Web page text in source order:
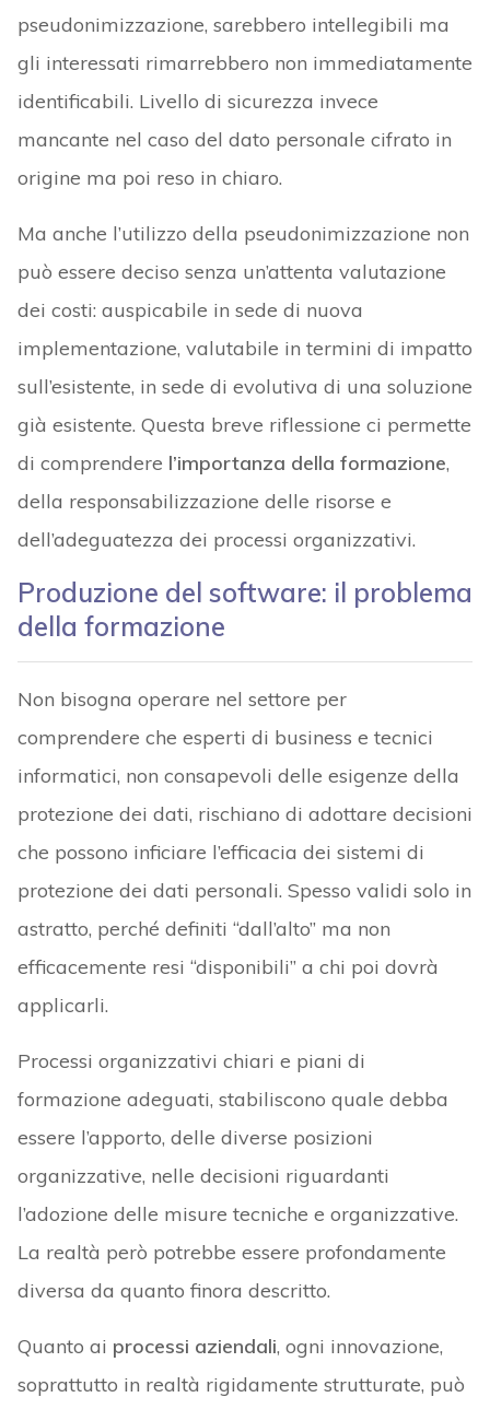
pseudonimizzazione, sarebbero intellegibili ma
gli interessati rimarrebbero non immediatamente
identificabili. Livello di sicurezza invece
mancante nel caso del dato personale cifrato in
origine ma poi reso in chiaro.
Ma anche l’utilizzo della pseudonimizzazione non
può essere deciso senza un’attenta valutazione
dei costi: auspicabile in sede di nuova
implementazione, valutabile in termini di impatto
sull’esistente, in sede di evolutiva di una soluzione
già esistente. Questa breve riflessione ci permette
di comprendere l’importanza della formazione,
della responsabilizzazione delle risorse e
dell’adeguatezza dei processi organizzativi.
Produzione del software: il problema
della formazione
Non bisogna operare nel settore per
comprendere che esperti di business e tecnici
informatici, non consapevoli delle esigenze della
protezione dei dati, rischiano di adottare decisioni
che possono inficiare l’efficacia dei sistemi di
protezione dei dati personali. Spesso validi solo in
astratto, perché definiti “dall’alto” ma non
efficacemente resi “disponibili” a chi poi dovrà
applicarli.
Processi organizzativi chiari e piani di
formazione adeguati, stabiliscono quale debba
essere l’apporto, delle diverse posizioni
organizzative, nelle decisioni riguardanti
l’adozione delle misure tecniche e organizzative.
La realtà però potrebbe essere profondamente
diversa da quanto finora descritto.
Quanto ai processi aziendali, ogni innovazione,
soprattutto in realtà rigidamente strutturate, può